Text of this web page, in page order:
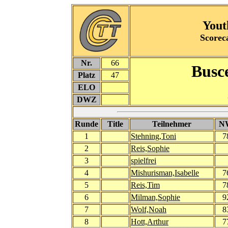
Nr. 66
Platz
47
ELO
DWZ
Runde Title Teilnehmer
1
Stehning,Toni
2
Reis,Sophie
3
spielfrei
4
Mishurisman,Isabelle
5
Reis,Tim
6
Milman,Sophie
7
Wolf,Noah
8
Hott,Arthur